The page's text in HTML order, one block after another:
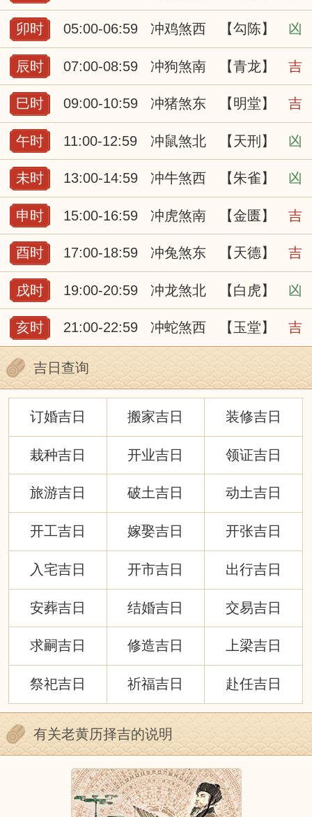
卯时 05:00-06:59 冲鸡煞西 【勾陈】 凶
辰时 07:00-08:59 冲狗煞南 【青龙】 吉
巳时 09:00-10:59 冲猪煞东 【明堂】 吉
午时 11:00-12:59 冲鼠煞北 【天刑】 凶
未时 13:00-14:59 冲牛煞西 【朱雀】 凶
申时 15:00-16:59 冲虎煞南 【金匮】 吉
酉时 17:00-18:59 冲兔煞东 【天德】 吉
戌时 19:00-20:59 冲龙煞北 【白虎】 凶
亥时 21:00-22:59 冲蛇煞西 【玉堂】 吉
吉日查询
订婚吉日 搬家吉日 装修吉日
栽种吉日 开业吉日 领证吉日
旅游吉日 破土吉日 动土吉日
开工吉日 嫁娶吉日 开张吉日
入宅吉日 开市吉日 出行吉日
安葬吉日 结婚吉日 交易吉日
求嗣吉日 修造吉日 上梁吉日
祭祀吉日 祈福吉日 赴任吉日
有关老黄历择吉的说明